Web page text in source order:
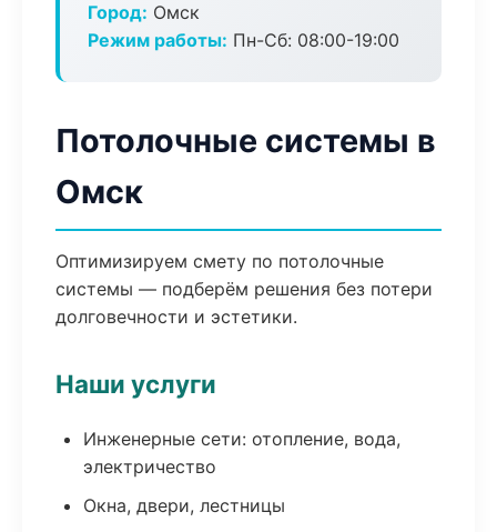
Город: Омск
Режим работы: Пн-Сб: 08:00-19:00
Потолочные системы в
Омск
Оптимизируем смету по потолочные
системы — подберём решения без потери
долговечности и эстетики.
Наши услуги
Инженерные сети: отопление, вода,
электричество
Окна, двери, лестницы